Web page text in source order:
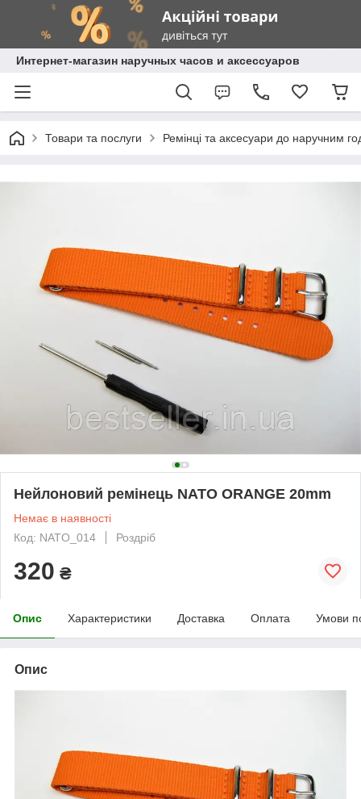
Интернет-магазин наручных часов и аксессуаров
Товари та послуги Ремінці та аксесуари до наручним
Нейлоновий ремінець NATO ORANGE 20mm
Немає в наявності
Код: NATO_014
Роздріб
320 ₴
Опис Характеристики Доставка Оплата Умови
Опис